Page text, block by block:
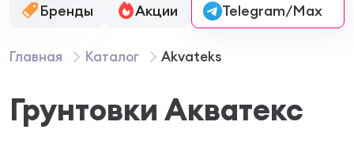
Бренды Акции Онлайн-колеровка
Telegram/Max
Главная Каталог Akvateks
Грунтовки Акватекс